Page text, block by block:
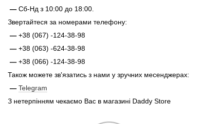
— Сб-Нд з 10:00 до 18:00.
Звертайтеся за номерами телефону:
— +38 (067) -124-38-98
— +38 (063) -624-38-98
— +38 (066) -124-38-98
Також можете зв'язатись з нами у зручних месенджерах:
— Telegram
З нетерпінням чекаємо Вас в магазині Daddy Store